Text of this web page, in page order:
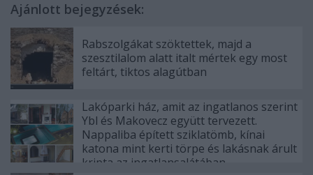
Ajánlott bejegyzések:
Rabszolgákat szöktettek, majd a
szesztilalom alatt italt mértek egy most
feltárt, tiktos alagútban
Lakóparki ház, amit az ingatlanos szerint
Ybl és Makovecz együtt tervezett.
Nappaliba épített sziklatömb, kínai
katona mint kerti törpe és lakásnak árult
kripta az ingatlansalátában